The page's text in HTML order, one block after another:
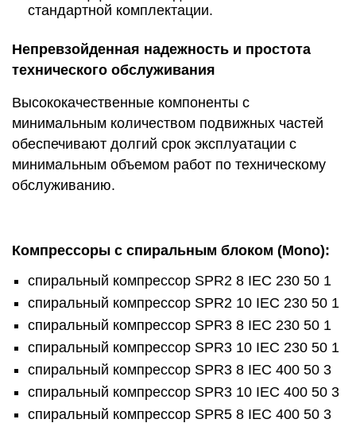
стандартной комплектации.
Непревзойденная надежность и простота
технического обслуживания
Высококачественные компоненты с
минимальным количеством подвижных частей
обеспечивают долгий срок эксплуатации с
минимальным объемом работ по техническому
обслуживанию.
Компрессоры с спиральным блоком (Mono):
спиральный компрессор SPR2 8 IEC 230 50 1
спиральный компрессор SPR2 10 IEC 230 50 1
спиральный компрессор SPR3 8 IEC 230 50 1
спиральный компрессор SPR3 10 IEC 230 50 1
спиральный компрессор SPR3 8 IEC 400 50 3
спиральный компрессор SPR3 10 IEC 400 50 3
спиральный компрессор SPR5 8 IEC 400 50 3